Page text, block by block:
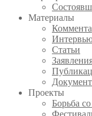
Материалы
Статьи
Проекты
Борьба